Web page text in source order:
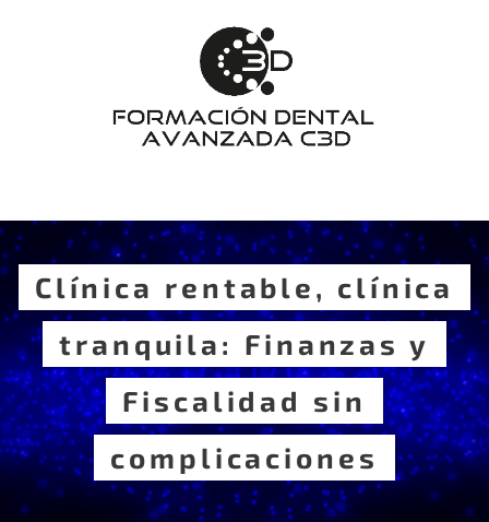
Clínica rentable, clínica
tranquila: Finanzas y
Fiscalidad sin
complicaciones